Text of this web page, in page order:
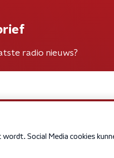
radio nieuws?